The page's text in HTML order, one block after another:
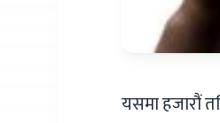
यसमा हजारौं